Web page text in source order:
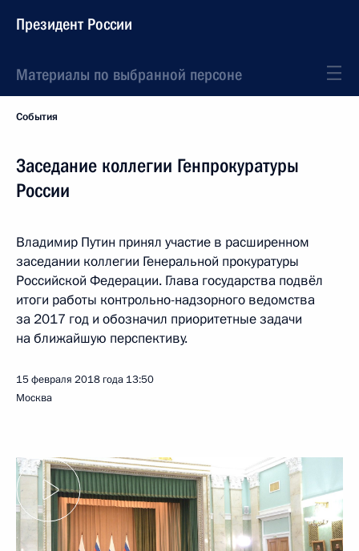
Президент России
Материалы по выбранной персоне
События
Заседание коллегии Генпрокуратуры
России
Владимир Путин принял участие в расширенном
заседании коллегии Генеральной прокуратуры
Российской Федерации. Глава государства подвёл
итоги работы контрольно-надзорного ведомства
за 2017 год и обозначил приоритетные задачи
на ближайшую перспективу.
15 февраля 2018 года 13:50
Москва